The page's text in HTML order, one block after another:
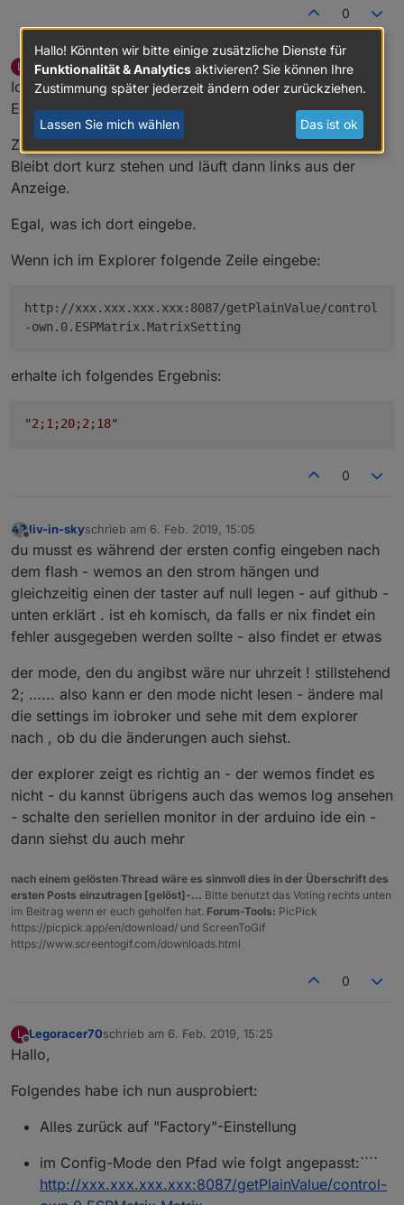
0
L
Offline
Legoracer70schrieb am6. Feb. 2019, 14:52
zuletzt editiert von
Ich würde behaupten, dass die Anzeige auf die
Eingaben nicht reagiert.
Zur Zeit läuft die Uhrzeit von rechts bis in die Mitte.
Bleibt dort kurz stehen und läuft dann links aus der
Anzeige.
Egal, was ich dort eingebe.
Wenn ich im Explorer folgende Zeile eingebe:
http://xxx.xxx.xxx.xxx:8087/getPlainValue/control
-own.0.ESPMatrix.MatrixSetting
erhalte ich folgendes Ergebnis:
"2;1;20;2;18"
0
liv-in-skyschrieb am 6. Feb. 2019, 15:05
zuletzt editiert von
du musst es während der ersten config eingeben nach
dem flash - wemos an den strom hängen und
gleichzeitig einen der taster auf null legen - auf github -
unten erklärt . ist eh komisch, da falls er nix findet ein
fehler ausgegeben werden sollte - also findet er etwas
der mode, den du angibst wäre nur uhrzeit ! stillstehend
2; …... also kann er den mode nicht lesen - ändere mal
die settings im iobroker und sehe mit dem explorer
nach , ob du die änderungen auch siehst.
der explorer zeigt es richtig an - der wemos findet es
nicht - du kannst übrigens auch das wemos log ansehen
- schalte den seriellen monitor in der arduino ide ein -
dann siehst du auch mehr
nach einem gelösten Thread wäre es sinnvoll dies in der Überschrift des
ersten Posts einzutragen [gelöst]-... Bitte benutzt das Voting rechts unten
im Beitrag wenn er euch geholfen hat. Forum-Tools: PicPick
https://picpick.app/en/download/ und ScreenToGif
https://www.screentogif.com/downloads.html
0
L
Offline
Legoracer70schrieb am 6. Feb. 2019, 15:25
zuletzt editiert von
Hallo,
Folgendes habe ich nun ausprobiert:
Alles zurück auf "Factory"-Einstellung
im Config-Mode den Pfad wie folgt angepasst:````
http://xxx.xxx.xxx.xxx:8087/getPlainValue/control-
Hallo! Könnten wir bitte einige zusätzliche Dienste für
Funktionalität & Analytics aktivieren? Sie können Ihre
Zustimmung später jederzeit ändern oder zurückziehen.
Lassen Sie mich wählen Das ist ok